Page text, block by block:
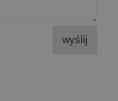
wyślij